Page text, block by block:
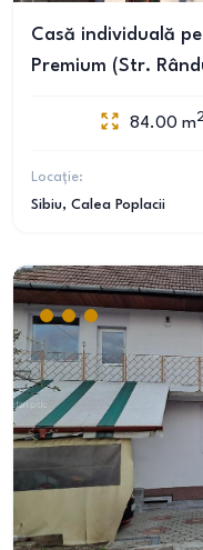
Casă individuală
Premium (Str.
84.00 m2
Locație:
Sibiu, Calea Poplacii